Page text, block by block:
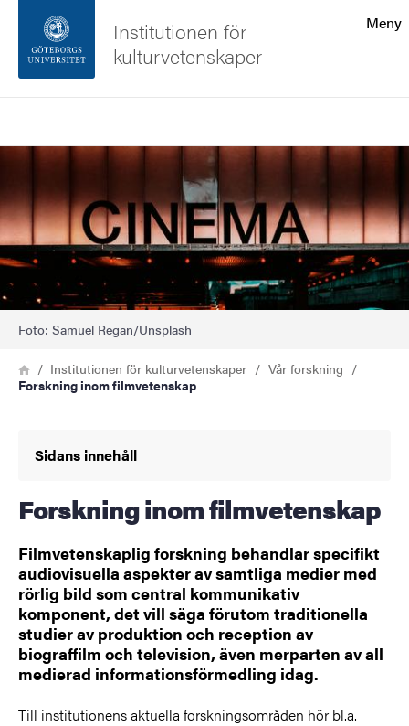
Sidfoten
Meny
Institutionen för
kulturvetenskaper
Bild
Foto: Samuel Regan/Unsplash
Länkstig
HemInstitutionen för kulturvetenskaper
Vår forskning
Forskning inom filmvetenskap
Sidans innehåll
Forskning inom filmvetenskap
Filmvetenskaplig forskning behandlar specifikt
audiovisuella aspekter av samtliga medier med
rörlig bild som central kommunikativ
komponent, det vill säga förutom traditionella
studier av produktion och reception av
biograffilm och television, även merparten av all
medierad informationsförmedling idag.
Till institutionens aktuella forskningsområden hör bl.a.